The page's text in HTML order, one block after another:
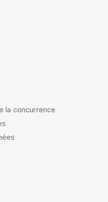
la concurrence